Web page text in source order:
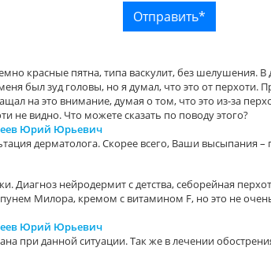
красные пятна, типа васкулит, без шелушения.
был зуд головы, но я думал, что это от
на это внимание, думая о том, что это из-за
не видно. Что можете сказать по поводу этого?
Юрий Юрьевич
дерматолога. Скорее всего, Ваши высыпания
Диагноз нейродермит с детства, себорейная
Милора, кремом с витамином F, но это не
Юрий Юрьевич
при данной ситуации. Так же в лечении